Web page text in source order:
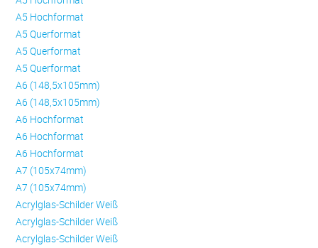
A5 Hochformat
A5 Querformat
A5 Querformat
A5 Querformat
A6 (148,5x105mm)
A6 (148,5x105mm)
A6 Hochformat
A6 Hochformat
A6 Hochformat
A7 (105x74mm)
A7 (105x74mm)
Acrylglas-Schilder Weiß
Acrylglas-Schilder Weiß
Acrylglas-Schilder Weiß